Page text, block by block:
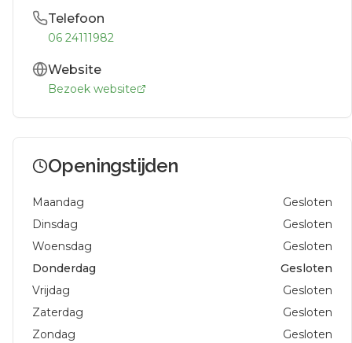
Telefoon
06 24111982
Website
Bezoek website
Openingstijden
Maandag
Gesloten
Dinsdag
Gesloten
Woensdag
Gesloten
Donderdag
Gesloten
Vrijdag
Gesloten
Zaterdag
Gesloten
Zondag
Gesloten